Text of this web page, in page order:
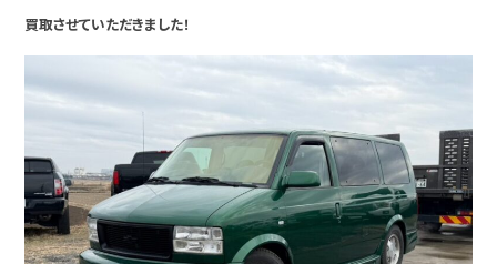
買取させていただきました！